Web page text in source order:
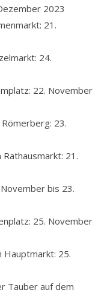
2023
21.
24.
22. November
23.
21.
bis 23.
25. November
Hauptmarkt: 25.
Tauber auf dem